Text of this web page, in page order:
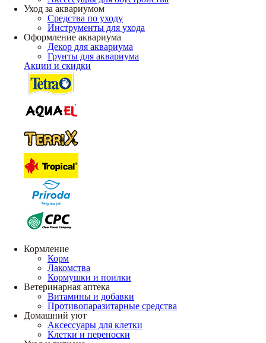
Уход за аквариумом
Средства по уходу
Инструменты для ухода
Оформление аквариума
Декор для аквариума
Грунты для аквариума
Акции и скидки
Кормление
Корм
Лакомства
Кормушки и поилки
Ветеринарная аптека
Витамины и добавки
Противопаразитарные средства
Домашний уют
Аксессуары для клетки
Клетки и переноски